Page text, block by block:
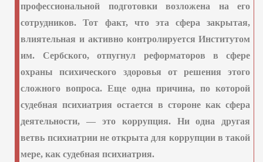
профессиональной подготовки возложена на его
сотрудников. Тот факт, что эта сфера закрытая,
влиятельная и активно контролируется Институтом
им. Сербского, отпугнул реформаторов в сфере
охраны психического здоровья от решения этого
сложного вопроса. Еще одна причина, по которой
судебная психиатрия остается в стороне как сфера
деятельности, — это коррупция. Ни одна другая
ветвь психиатрии не открыта для коррупции в такой
мере, как судебная психиатрия.